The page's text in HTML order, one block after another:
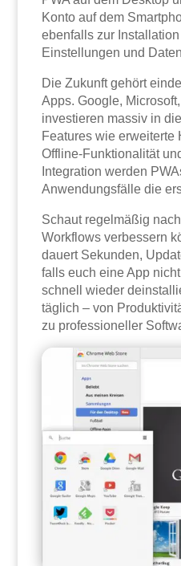
Konto auf dem
ebenfalls zur
Einstellungen und
Die Zukunft gehört
Apps. Google,
investieren massiv in
Features wie erweiterte
Offline-Funktionalität
Integration werden
Anwendungsfälle die
Schaut regelmäßig
Workflows verbessern
dauert Sekunden,
falls euch eine App
schnell wieder
täglich – von
zu professioneller